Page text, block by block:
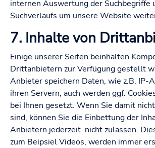
internen Auswertung der Suchbegriffe
Suchverlaufs um unsere Website
7. Inhalte von
Einige unserer Seiten beinhalten
Drittanbietern zur Verfügung gestellt
Anbieter speichern Daten, wie z.B. IP-
ihren Servern, auch werden ggf.
bei Ihnen gesetzt. Wenn Sie damit
sind, können Sie die Einbettung der
Anbietern jederzeit nicht zulassen.
zum Beipsiel Videos, werden immer